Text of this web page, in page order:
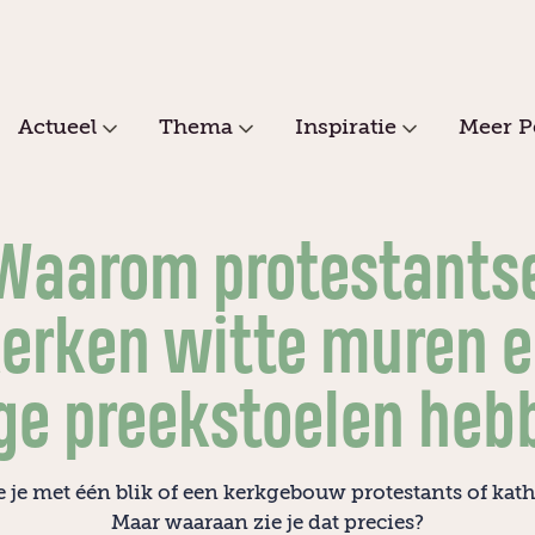
Actueel Thema Inspiratie Meer
witte muren
preekstoelen
je met één blik of een kerkgebouw protestants of
Maar waaraan zie je dat precies?